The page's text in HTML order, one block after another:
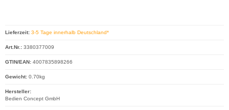
Lieferzeit: 3-5 Tage innerhalb Deutschland*
Art.Nr.: 3380377009
GTIN/EAN: 4007835898266
Gewicht: 0.70kg
Hersteller:
Bedien Concept GmbH